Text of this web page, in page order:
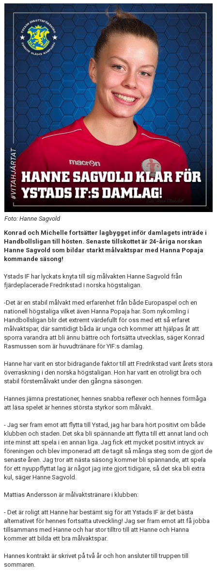
Foto: Hanne Sagvold
Konrad och Michelle fortsätter lagbygget inför damlagets inträde i
Handbollsligan till hösten. Senaste tillskottet är 24-åriga norskan
Hanne Sagvold som bildar starkt målvaktspar med Hanna Popaja
kommande säsong!
Ystads IF har lyckats knyta till sig målvakten Hanne Sagvold från
fjärdeplacerade Fredrikstad i norska högstaligan.
-Det är en stabil målvakt med erfarenhet från både Europaspel och en
nationell högstaliga vilket även Hanna Popaja har. Som nykomling i
Handbollsligan blir det extremt värdefullt för oss med ett så erfaret
målvaktspar, där samtidigt båda är unga och kommer att hjälpas åt att
sporra varandra att bli ännu bättre och fortsätta utvecklas, säger Konrad
Rasmussen som är huvudtränare för YIF:s damlag.
Hanne har varit en stor bidragande faktor till att Fredrikstad varit årets stora
överraskning i den norska högstaligan. Hon har varit en otroligt bra och
stabil förstemålvakt under den gångna säsongen.
Hannes jämna prestationer, hennes snabba reflexer och hennes förmåga
att läsa spelet är hennes största styrkor som målvakt.
- Jag ser fram emot att flytta till Ystad, jag har bara hört positivt om både
klubben och staden. Det ska bli spännande att flytta till ett annat land och
inte minst att spela i en annan liga. Jag fick ett mycket positivt intryck av
föreningen och blev imponerad att de tagit så många steg som de gjort de
senaste åren. Jag tror att nästa säsong kommer bli spännande, att spela
för ett nyuppflyttat lag är något jag inte gjort tidigare, så det ska bli extra
kul, säger Hanne Sagvold.
Mattias Andersson är målvaktstränare i klubben:
- Det är roligt att Hanne har bestämt sig för att Ystads IF är det bästa
alternativet för hennes fortsatta utveckling! Jag ser fram emot att få jobba
tillsammans med Hanne och har stor tilltro till att Hanne och Hanna
kommer att bilda ett bra målvaktspar.
Hannes kontrakt är skrivet på två år och hon ansluter till truppen till
sommaren.